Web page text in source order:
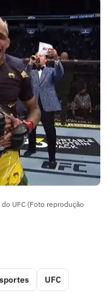
UFC (Foto reprodução
UFC